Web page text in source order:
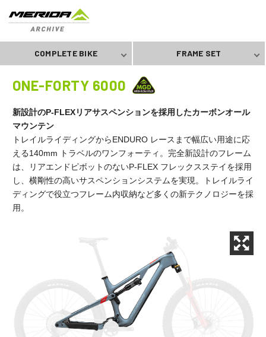
COMPLETE BIKE FRAME SET
ONE-FORTY 6000
新設計のP-FLEXリアサスペンションを採用したカーボンオール
マウンテン
トレイルライディングからENDURO レースまで幅広い用途に応
える140mm トラベルのワンフォーティ。完全新設計のフレーム
は、リアエンドピボットのないP-FLEX フレックスステイを採用
し、横剛性の高いサスペンションシステムを実現。トレイルライ
ディングで役立つフレーム内収納など多くの新テクノロジーを採
用。